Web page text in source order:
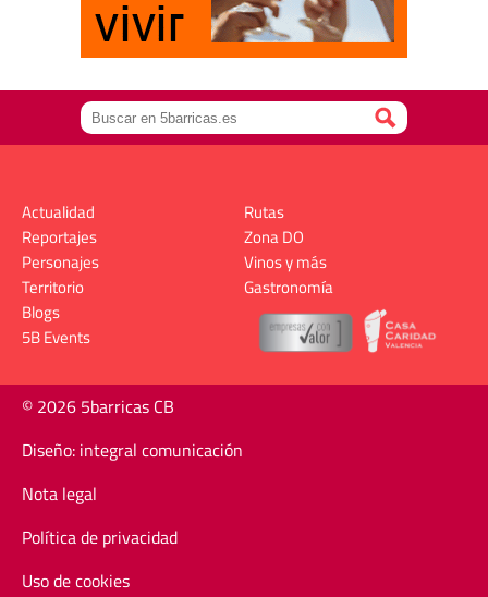
Actualidad
Reportajes
Personajes
Territorio
Rutas
Zona DO
Vinos y más
Gastronomía
Blogs
5B Events
© 2026 5barricas CB
Diseño: integral comunicación
Nota legal
Política de privacidad
Uso de cookies